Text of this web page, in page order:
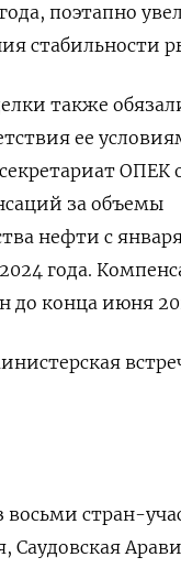
поэтапно
стабильности
также
ее
ОПЕК
за объемы
нефти с
года.
до конца июня
стран-
Саудовская